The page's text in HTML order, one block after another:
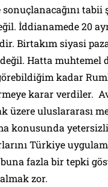
tabii
İddianamede 20
Birtakım siyasi
Hatta muhtemel
kadar
karar verdiler.
üzere uluslararası
konusunda
Türkiye
fazla bir tepki
zor.